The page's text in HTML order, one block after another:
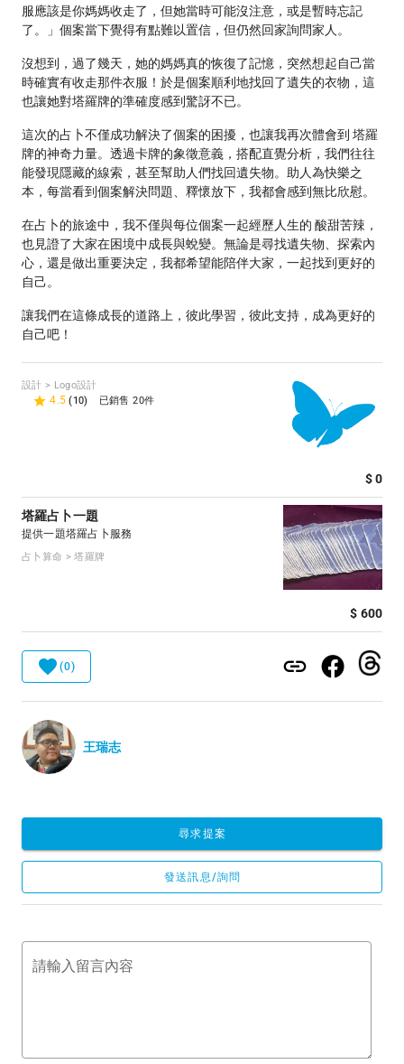
服應該是你媽媽收走了，但她當時可能沒注意，或是暫時忘記
了。」個案當下覺得有點難以置信，但仍然回家詢問家人。
沒想到，過了幾天，她的媽媽真的恢復了記憶，突然想起自己當
時確實有收走那件衣服！於是個案順利地找回了遺失的衣物，這
也讓她對塔羅牌的準確度感到驚訝不已。
這次的占卜不僅成功解決了個案的困擾，也讓我再次體會到 塔羅
牌的神奇力量。透過卡牌的象徵意義，搭配直覺分析，我們往往
能發現隱藏的線索，甚至幫助人們找回遺失物。助人為快樂之
本，每當看到個案解決問題、釋懷放下，我都會感到無比欣慰。
在占卜的旅途中，我不僅與每位個案一起經歷人生的 酸甜苦辣，
也見證了大家在困境中成長與蛻變。無論是尋找遺失物、探索內
心，還是做出重要決定，我都希望能陪伴大家，一起找到更好的
自己。
讓我們在這條成長的道路上，彼此學習，彼此支持，成為更好的
自己吧！
設計 > Logo設計
4.5 (10) 已銷售 20件
$ 0
塔羅占卜一題
提供一題塔羅占卜服務
占卜算命 > 塔羅牌
$ 600
(0)
王瑞志
尋求提案
發送訊息/詢問
請輸入留言內容